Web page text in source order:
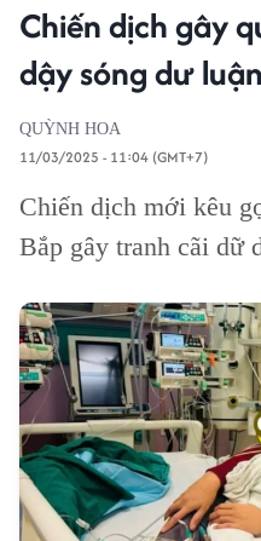
Chiến dịch gây
dậy sóng dư luận
QUỲNH HOA
11/03/2025 - 11:04 (GMT+7)
Chiến dịch mới kêu
Bắp gây tranh cãi dữ